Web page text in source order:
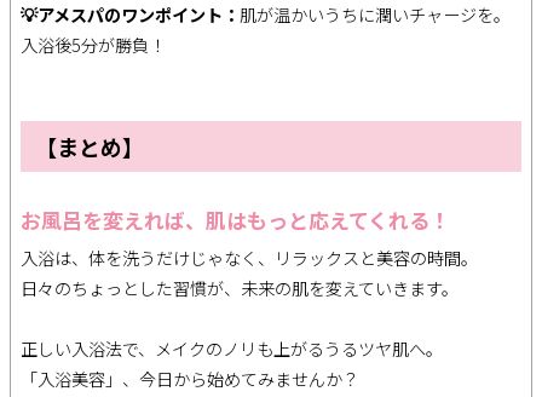
💡アメスパのワンポイント： 肌が温かいうちに潤いチャージを。
入浴後5分が勝負！
【まとめ】
お風呂を変えれば、肌はもっと応えてくれる！
入浴は、体を洗うだけじゃなく、リラックスと美容の時間。
日々のちょっとした習慣が、未来の肌を変えていきます。
正しい入浴法で、メイクのノリも上がるうるツヤ肌へ。
「入浴美容」、今日から始めてみませんか？